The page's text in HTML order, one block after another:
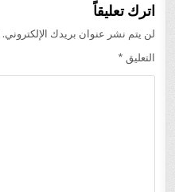
اترك تعليقاً
لن يتم نشر عنوان بريدك الإلكتروني.
التعليق *